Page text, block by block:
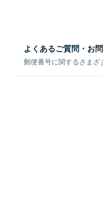
よくあるご質問・お
郵便番号に関するさまざ